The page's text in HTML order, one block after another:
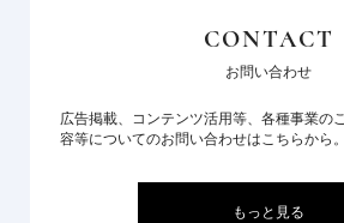
CONTACT
お問い合わせ
広告掲載、コンテンツ活用等、各種事業の
容等についてのお問い合わせはこちらから。
もっと見る